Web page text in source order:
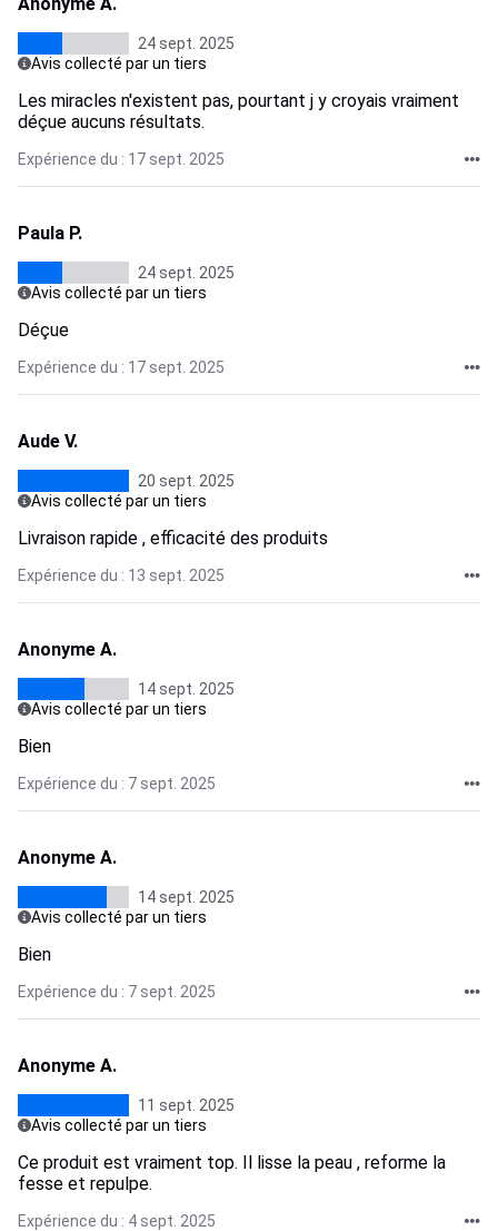
24 sept. 2025
Avis collecté par un tiers
Les miracles n'existent pas, pourtant j y croyais vraiment
déçue aucuns résultats.
Expérience du : 17 sept. 2025
Paula P.
24 sept. 2025
Avis collecté par un tiers
Déçue
Expérience du : 17 sept. 2025
Aude V.
20 sept. 2025
Avis collecté par un tiers
Livraison rapide , efficacité des produits
Expérience du : 13 sept. 2025
Anonyme A.
14 sept. 2025
Avis collecté par un tiers
Bien
Expérience du : 7 sept. 2025
Anonyme A.
14 sept. 2025
Avis collecté par un tiers
Bien
Expérience du : 7 sept. 2025
Anonyme A.
11 sept. 2025
Avis collecté par un tiers
Ce produit est vraiment top. Il lisse la peau , reforme la
fesse et repulpe.
Expérience du : 4 sept. 2025